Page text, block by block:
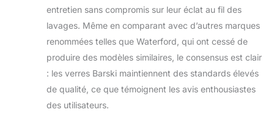
entretien sans compromis sur leur éclat au fil des
lavages. Même en comparant avec d’autres marques
renommées telles que Waterford, qui ont cessé de
produire des modèles similaires, le consensus est clair
: les verres Barski maintiennent des standards élevés
de qualité, ce que témoignent les avis enthousiastes
des utilisateurs.